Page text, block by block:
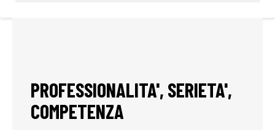
PROFESSIONALITA', SERIETA',
COMPETENZA